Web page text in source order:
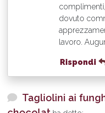
dovuto
lavoro.
Rispondi
Tagliolini ai